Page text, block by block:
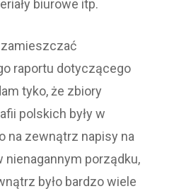
biurowe itp.
raportu dotyczącego
tyko, że zbiory
polskich były w
na zewnątrz napisy na
nienagannym porządku,
było bardzo wiele